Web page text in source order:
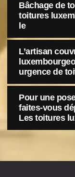
Bâchage de
toitures
le
L’artisan
urgence de
Pour une
faites-vous
Les toitures